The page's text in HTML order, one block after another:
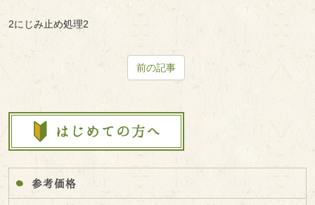
2にじみ止め処理2
前の記事
参考価格